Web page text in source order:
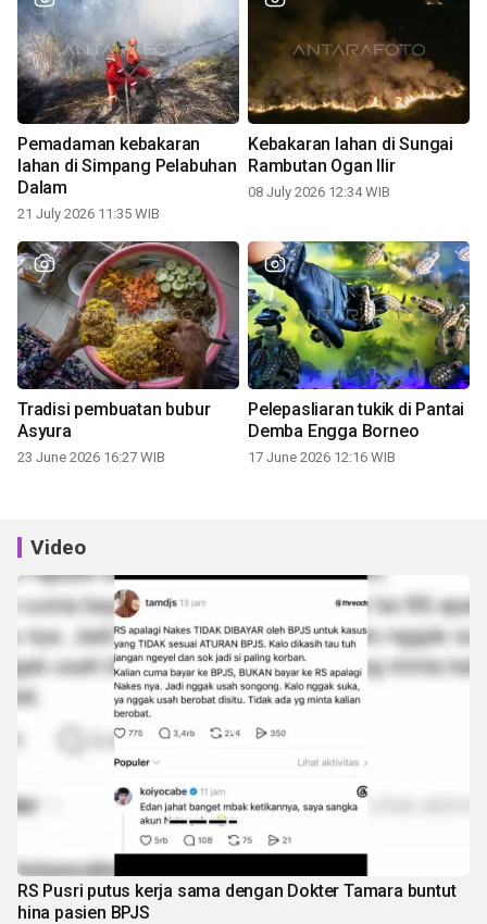
Pemadaman kebakaran
lahan di Simpang Pelabuhan
Dalam
21 July 2026 11:35 WIB
Kebakaran lahan di Sungai
Rambutan Ogan Ilir
08 July 2026 12:34 WIB
Tradisi pembuatan bubur
Asyura
23 June 2026 16:27 WIB
Pelepasliaran tukik di Pantai
Demba Engga Borneo
17 June 2026 12:16 WIB
Video
RS Pusri putus kerja sama dengan Dokter Tamara buntut
hina pasien BPJS